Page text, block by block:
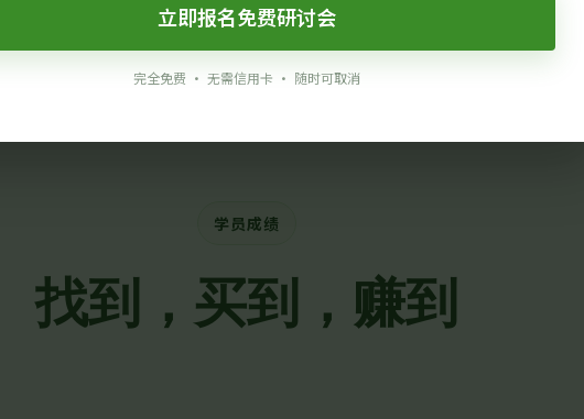
学员成绩
找到，买到，赚到
立即报名免费研讨会
完全免费 · 无需信用卡 · 随时可取消